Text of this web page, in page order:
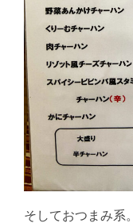
そしておつまみ系。